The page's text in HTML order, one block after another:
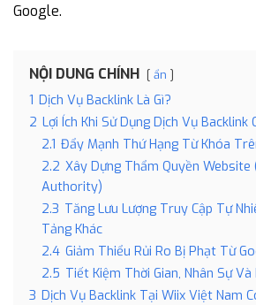
Google.
NỘI DUNG CHÍNH ẩn
1 Dịch Vụ Backlink Là Gì?
2 Lợi Ích Khi Sử Dụng Dịch Vụ Backlink
2.1 Đẩy Mạnh Thứ Hạng Từ Khóa
2.2 Xây Dựng Thẩm Quyền Website
Authority)
2.3 Tăng Lưu Lượng Truy Cập Tự
Tảng Khác
2.4 Giảm Thiểu Rủi Ro Bị Phạt Từ
2.5 Tiết Kiệm Thời Gian, Nhân Sự Và
3 Dịch Vụ Backlink Tại Wiix Việt Nam